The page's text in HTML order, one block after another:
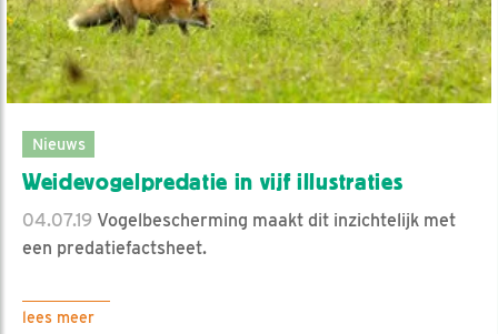
Nieuws
Weidevogelpredatie in vijf illustraties
04.07.19 Vogelbescherming maakt dit inzichtelijk met
een predatiefactsheet.
lees meer